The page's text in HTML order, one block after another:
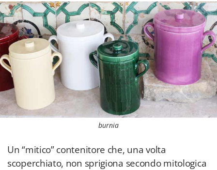
burnia
Un “mitico” contenitore che, una volta
scoperchiato, non sprigiona secondo mitologica